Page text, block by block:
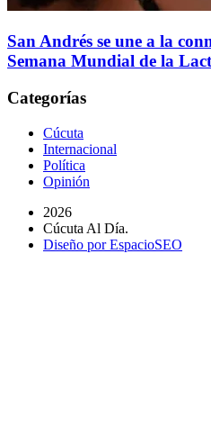
San Andrés se une a la
Semana Mundial de la
Categorías
Cúcuta
Internacional
Política
Opinión
2026
Cúcuta Al Día.
Diseño por EspacioSEO